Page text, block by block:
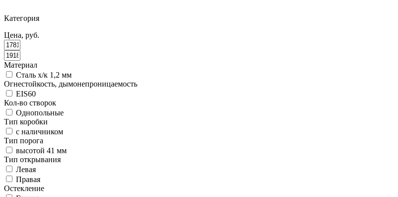
Категория
Цена, руб.
Материал
Сталь х/к 1,2 мм
Огнестойкость, дымонепроницаемость
EIS60
Кол-во створок
Однопольные
Тип коробки
с наличником
Тип порога
высотой 41 мм
Тип открывания
Левая
Правая
Остекление